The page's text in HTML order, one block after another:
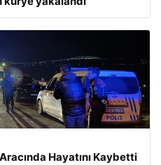
Hayatını Kaybetti